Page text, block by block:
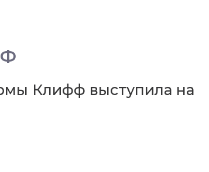
Клифф выступила на